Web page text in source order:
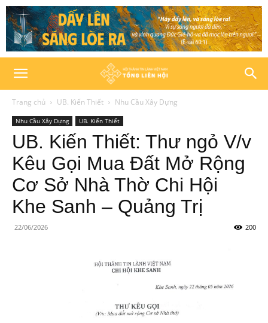
Trang chủ UB. Kiến Thiết Nhu Cầu Xây Dựng
Nhu Cầu Xây Dựng UB. Kiến Thiết
UB. Kiến Thiết: Thư ngỏ V/v
Kêu Gọi Mua Đất Mở Rộng
Cơ Sở Nhà Thờ Chi Hội
Khe Sanh – Quảng Trị
22/06/2026 200